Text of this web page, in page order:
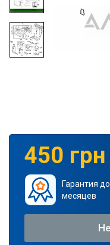
450 грн
Гарантия
месяцев